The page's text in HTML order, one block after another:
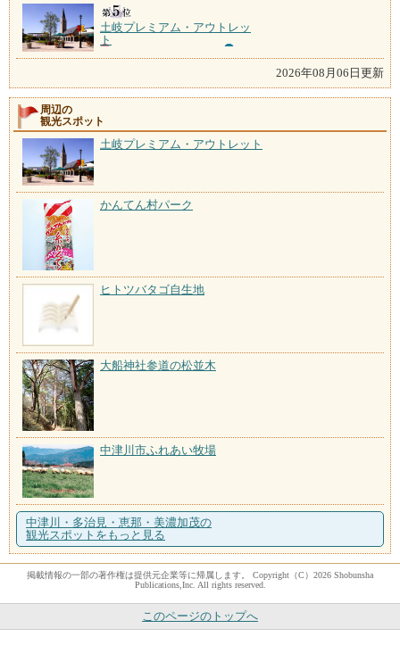
土岐プレミアム・アウトレッ
ト
2026年08月06日更新
周辺の
観光スポット
土岐プレミアム・アウトレット
かんてん村パーク
ヒトツバタゴ自生地
大船神社参道の松並木
中津川市ふれあい牧場
中津川・多治見・恵那・美濃加茂の
観光スポットをもっと見る
掲載情報の一部の著作権は提供元企業等に帰属します。 Copyright（C）2026 Shobunsha
Publications,Inc. All rights reserved.
このページのトップへ